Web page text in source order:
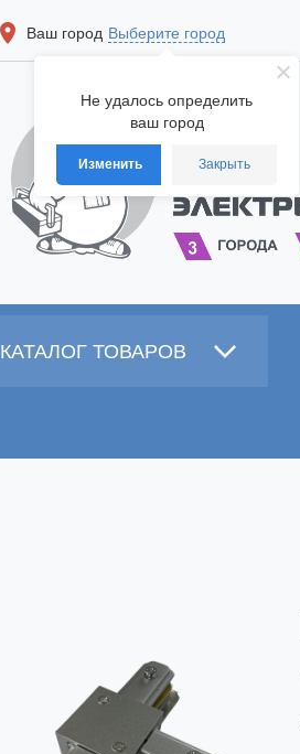
Не удалось определить
ваш город
Изменить Закрыть
Ваш город Выберите город
КАТАЛОГ ТОВАРОВ